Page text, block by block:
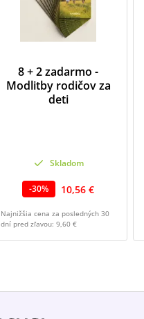
8 + 2 zadarmo -
Modlitby rodičov za
deti
Skladom
-30% 10,56 €
Najnižšia cena za posledných 30
dní pred zľavou: 9,60 €